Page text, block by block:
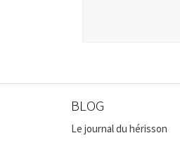
BLOG
Le journal du hérisson